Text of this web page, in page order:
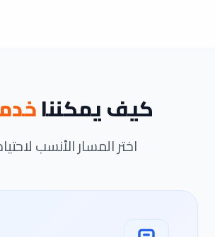
كيف يمكننا
اختر المسار الأنسب